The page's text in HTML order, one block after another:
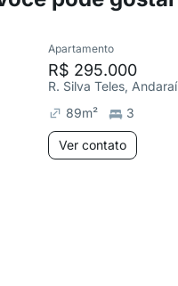
Apartamento
R$ 295.000
R. Silva Teles, Andaraí
89m² 3
Ver contato